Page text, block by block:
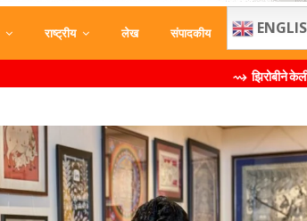
राष्ट्रीय लेख संपादकीय
⇝ झिरोबीने केली मिलिंद सोमण यांची